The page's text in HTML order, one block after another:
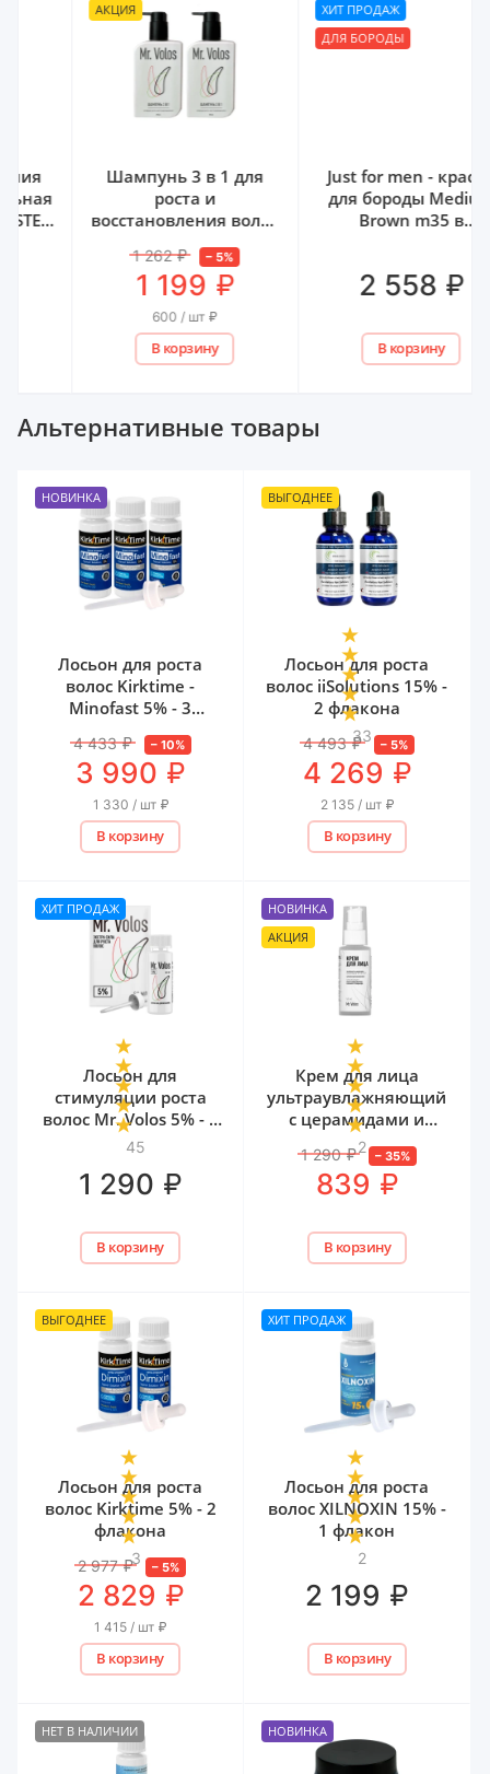
Шампунь 3 в 1 для
роста и
восстановления волос
₽ –5%
1 199 ₽
₽
В корзину
ХИТ ПРОДАЖ
ДЛЯ БОРОДЫ
Just for men - краска
для бороды Medium
Brown m35 в
2 558 ₽
В корзину
Альтернативные товары
НОВИНКА
Лосьон для роста
волос Kirktime -
Minofast 5% - 3
4 433 ₽ – 10%
3 990 ₽
1 330 / шт ₽
В корзину
ВЫГОДНЕЕ
33
Лосьон для роста
волос iiSolutions 15% -
2 флакона
4 493 ₽ – 5%
4 269 ₽
2 135 / шт ₽
В корзину
ХИТ ПРОДАЖ
45
Лосьон для
стимуляции роста
волос Mr. Volos 5% - 1
флакон
1 290 ₽
В корзину
НОВИНКА
АКЦИЯ
2
Крем для лица
ультраувлажняющий
с церамидами и
мочевиной Mr. Volos,
50 мл
1 290 ₽ – 35%
839 ₽
В корзину
ВЫГОДНЕЕ
3
Лосьон для роста
волос Kirktime 5% - 2
флакона
2 977 ₽ –5%
2 829 ₽
1 415 / шт ₽
В корзину
ХИТ ПРОДАЖ
2
Лосьон для роста
волос XILNOXIN 15% -
1 флакон
2 199 ₽
В корзину
НЕТ В НАЛИЧИИ НОВИНКА